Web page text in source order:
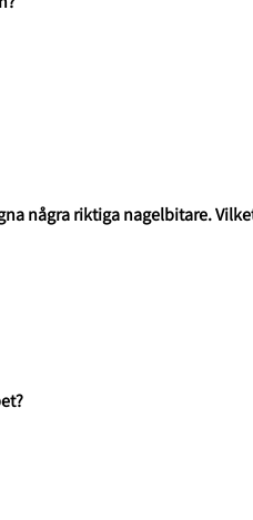
några riktiga nagelbitare.